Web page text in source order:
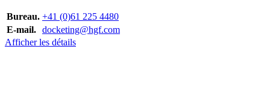
Bureau. +41 (0)61 225 4480
E-mail. docketing@hgf.com
Afficher les détails